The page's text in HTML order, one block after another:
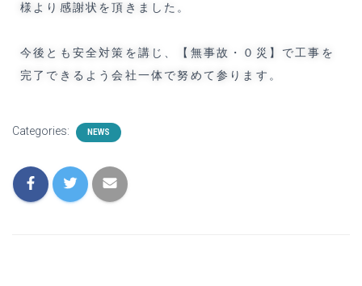
様より感謝状を頂きました。
今後とも安全対策を講じ、【無事故・０災】で工事を
完了できるよう会社一体で努めて参ります。
Categories: NEWS